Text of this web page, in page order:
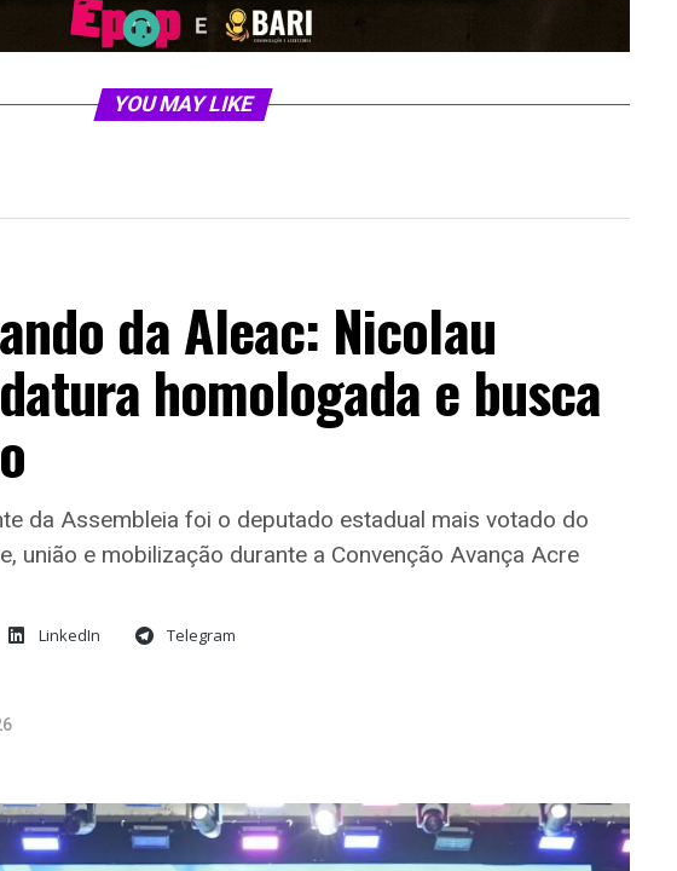
YOU MAY LIKE
da Aleac: Nicolau
homologada e busca
da Assembleia foi o deputado estadual mais votado do
união e mobilização durante a Convenção Avança Acre
LinkedIn Telegram